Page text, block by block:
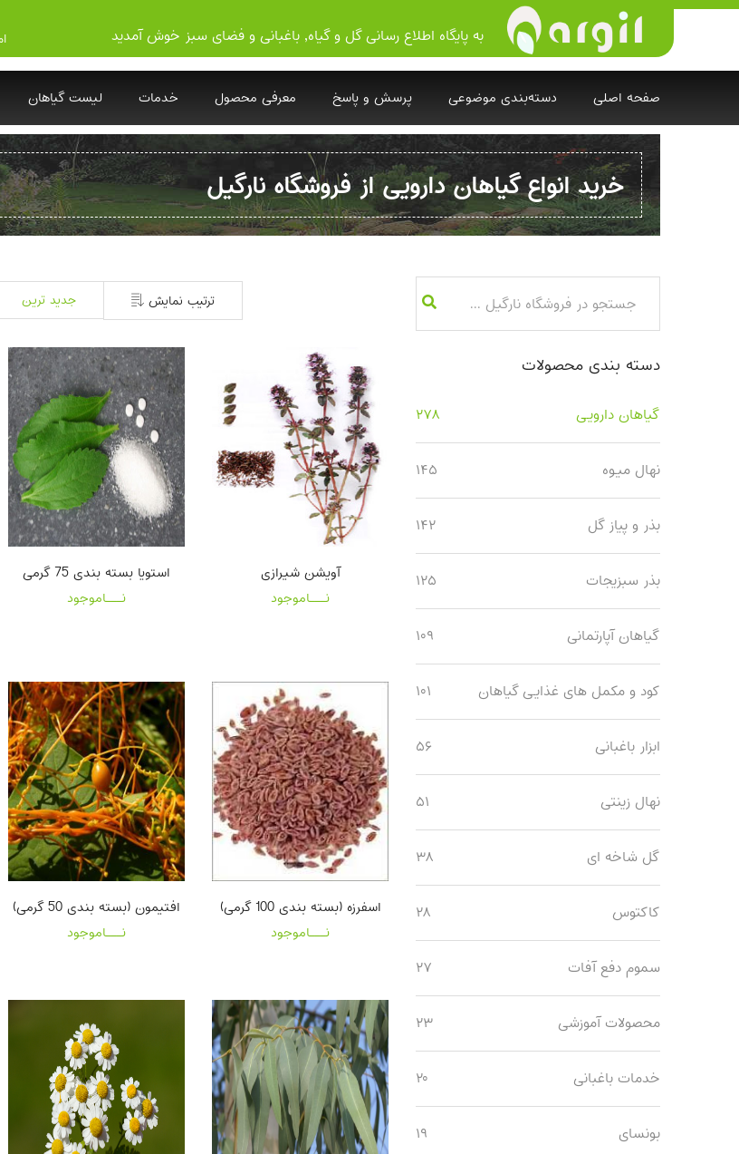
به پایگاه اطلاع رسانی گل و گیاه, باغبانی و فضای سبز خوش آمدید
صفحه اصلی دسته‌بندی موضوعی پرسش و پاسخ معرفی محصول خدمات لیست گیاهان
خرید انواع گیاهان دارویی از فروشگاه نارگیل
دسته بندی محصولات
گیاهان دارویی ۲۷۸
نهال میوه ۱۴۵
بذر و پیاز گل ۱۴۲
بذر سبزیجات ۱۲۵
گیاهان آپارتمانی ۱۰۹
کود و مکمل های غذایی گیاهان ۱۰۱
ابزار باغبانی ۵۶
نهال زینتی ۵۱
گل شاخه ای ۳۸
کاکتوس ۲۸
سموم دفع آفات ۲۷
محصولات آموزشی ۲۳
خدمات باغبانی ۲۰
بونسای ۱۹
جدید ترین ترتیب نمایش
آویشن شیرازی
نـــاموجود
استویا بسته بندی 75 گرمی
نـــاموجود
اسفرزه (بسته بندی 100 گرمی)
نـــاموجود
افتیمون (بسته بندی 50 گرمی)
نـــاموجود